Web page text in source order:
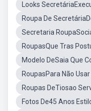
Looks
Roupa De
Secretaria
RoupasQue Tras
Modelo DeSaia Que
RoupasPara Não
Roupas DeTiosao
Fotos De45 Anos